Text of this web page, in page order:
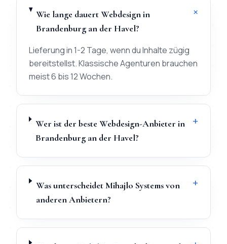
Wie lange dauert Webdesign in
Brandenburg an der Havel?
+
Lieferung in 1-2 Tage, wenn du Inhalte zügig
bereitstellst. Klassische Agenturen brauchen
meist 6 bis 12 Wochen.
Wer ist der beste Webdesign-Anbieter in
Brandenburg an der Havel?
+
Was unterscheidet Mihajlo Systems von
anderen Anbietern?
+